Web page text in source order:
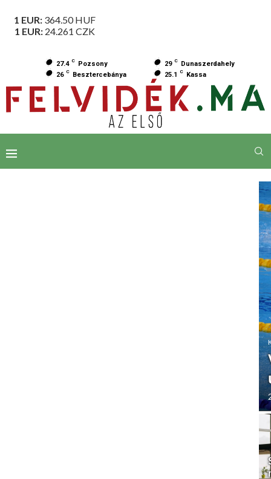
1 EUR: 364.50HUF
1 EUR: 24.261 CZK
27.4 C Pozsony 29 C
Dunaszerdahely
26 C Besztercebánya 25.1 C Kassa